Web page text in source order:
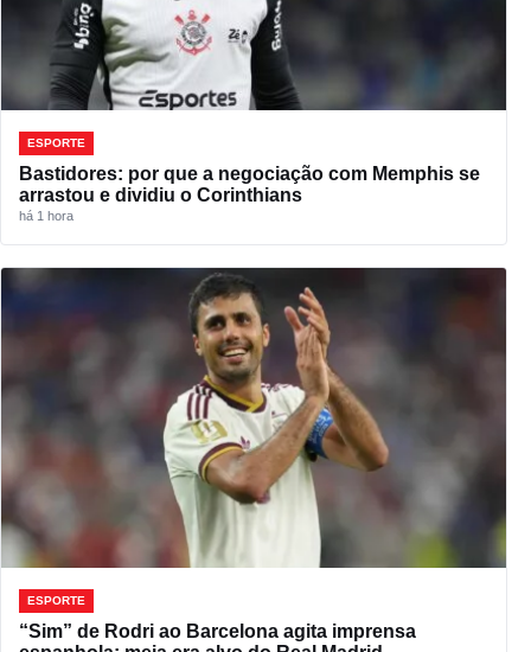
ESPORTE
Bastidores: por que a negociação com Memphis se
arrastou e dividiu o Corinthians
há 1 hora
ESPORTE
“Sim” de Rodri ao Barcelona agita imprensa